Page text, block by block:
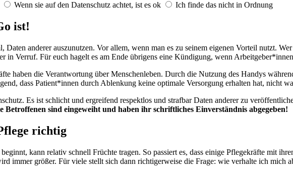
Wenn sie auf den Datenschutz achtet, ist es ok Ich finde das nicht in Ordnung
ist!
Daten anderer auszunutzen. Vor allem, wenn man es zu seinem eigenen Vorteil nutzt.
in Verruf. Für euch hagelt es am Ende übrigens eine Kündigung, wenn
haben die Verantwortung über Menschenleben. Durch die Nutzung des Handys
dass Patient*innen durch Ablenkung keine optimale Versorgung erhalten hat, nicht
Es ist schlicht und ergreifend respektlos und strafbar Daten anderer zu
sind eingeweiht und haben ihr schriftliches Einverständnis abgegeben!
richtig
kann relativ schnell Früchte tragen. So passiert es, dass einige Pflegekräfte mit
immer größer. Für viele stellt sich dann richtigerweise die Frage: wie verhalte ich mich